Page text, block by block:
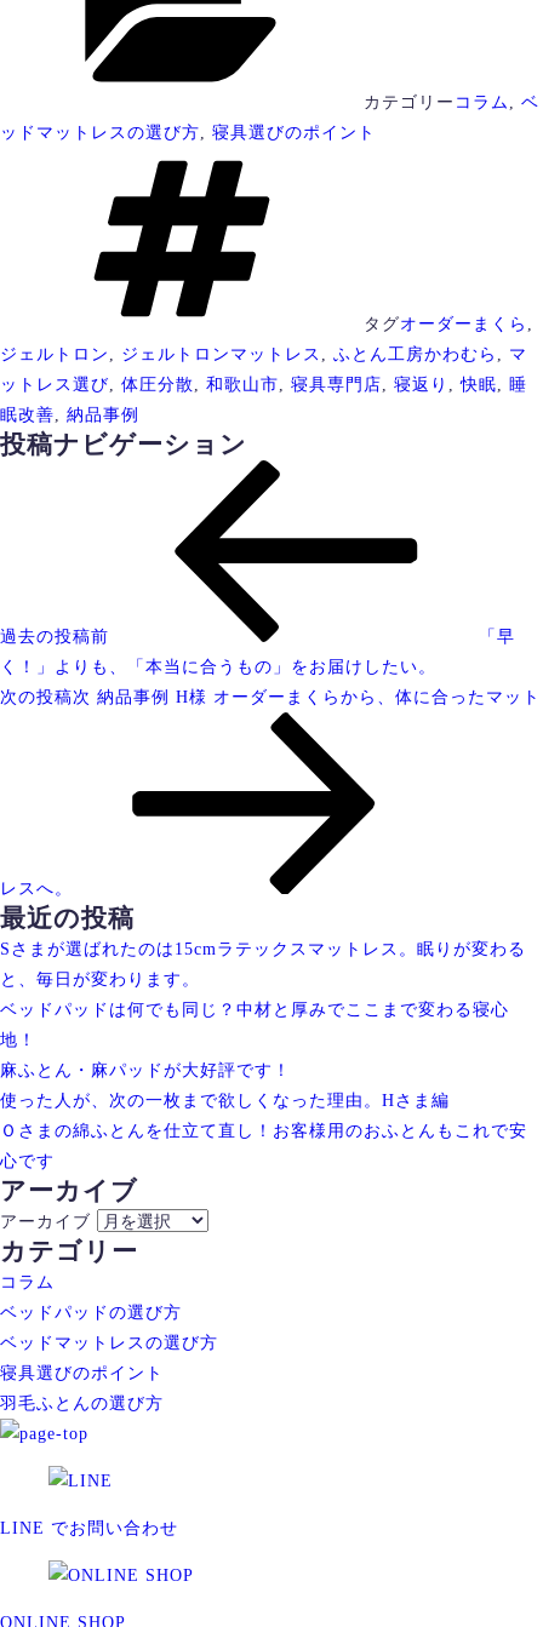
カテゴリー コラム , ベ
ッドマットレスの選び方, 寝具選びのポイント
タグオーダーまくら ,
ジェルトロン , ジェルトロンマットレス , ふとん工房かわむら , マ
ットレス選び, 体圧分散, 和歌山市, 寝具専門店, 寝返り ,快眠, 睡
眠改善, 納品事例
投稿ナビゲーション
過去の投稿前
「早
く！」よりも、「本当に合うもの」をお届けしたい。
次の投稿次 納品事例 H様 オーダーまくらから、体に合ったマット
レスへ。
最近の投稿
Sさまが選ばれたのは15cmラテックスマットレス。眠りが変わる
と、毎日が変わります。
ベッドパッドは何でも同じ？中材と厚みでここまで変わる寝心
地！
麻ふとん・麻パッドが大好評です！
使った人が、次の一枚まで欲しくなった理由。Hさま編
Ｏさまの綿ふとんを仕立て直し！お客様用のおふとんもこれで安
心です
アーカイブ
アーカイブ
カテゴリー
コラム
ベッドパッドの選び方
ベッドマットレスの選び方
寝具選びのポイント
羽毛ふとんの選び方
LINE でお問い合わせ
ONLINE SHOP